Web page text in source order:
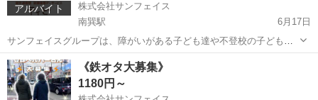
「髪色自由って茶髪くらいじゃ…」と思っている方！
サンフェイスにはピンクやブルーの髪のスタッフもいますよ
♪笑
ダンス、料理、工作、お洒落、ゲーム…
アルバイト
株式会社サンフェイス
南巽駅
6月17日
サンフェイスグループは、障がいがある子ども達や不登校の子ども
達、そしてその家族への支援を行う団体です。 アウトドア活動等もあ
り、障がいのある方向けの教室運営など障がいがある人たちとコミュ
ニケーションをしっかり取って、子...
大阪 大阪市 南巽駅 その他
《鉄オタ大募集》
1180円～